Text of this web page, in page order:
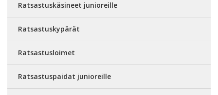
Ratsastuskäsineet junioreille
Ratsastuskypärät
Ratsastusloimet
Ratsastuspaidat junioreille